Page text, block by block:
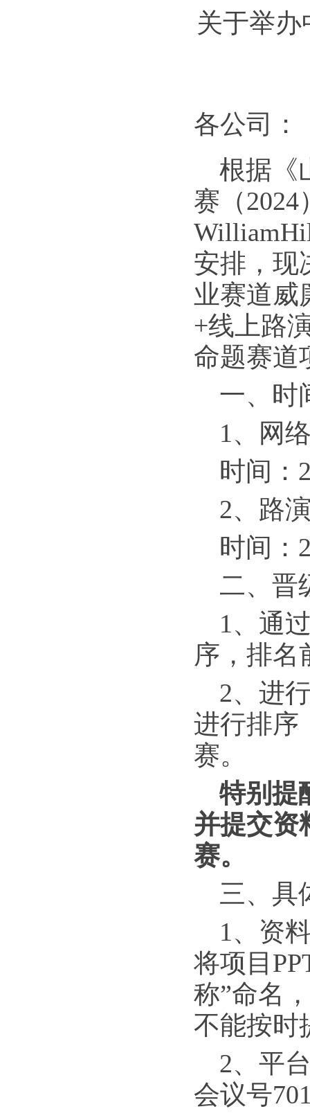
关于举
各公司：
根据《
赛（
安排，现
业赛道威
+线上路
命题赛道
一、时
1、网
时间：
2、路
时间：
二、晋
1、通
序，排名
2、进
进行排序
赛。
特别提
并提交资
赛。
三、具
1、资
将项目
称”命名
不能按时
2、平
会议号